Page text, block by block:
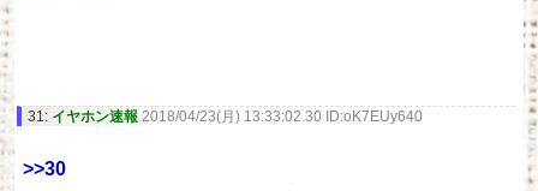
31: イヤホン速報 2018/04/23(月) 13:33:02.30 ID:oK7EUy640
>>30